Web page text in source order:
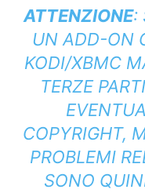
ATTENZIONE:
UN ADD-ON
KODI/XBMC
TERZE
COPYRIGHT,
PROBLEMI
SONO